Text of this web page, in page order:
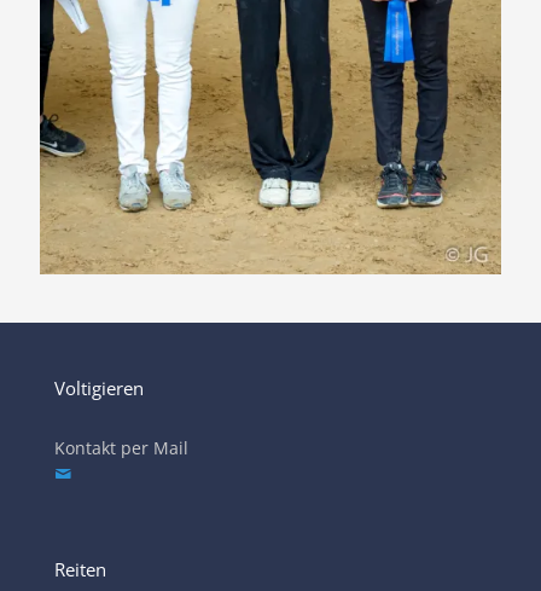
Voltigieren
Kontakt per Mail
Reiten